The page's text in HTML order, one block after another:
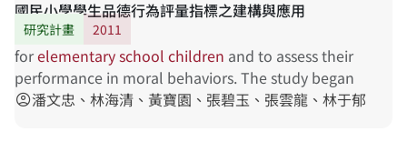
國民小學學生品德行為評量指標之建構與應用
研究計畫 2011
forelementaryschool children and to assess their
performance in moral behaviors. The study began
account_circle潘文忠、林海清、黃寶園、張碧玉、張雲龍、林于郁